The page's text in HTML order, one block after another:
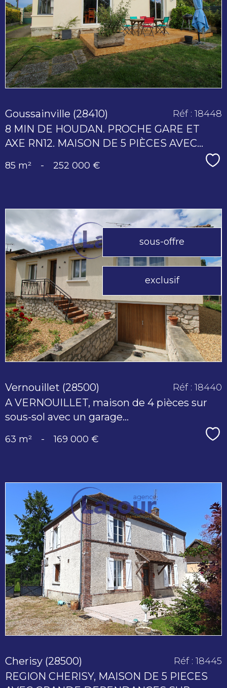
bien
Goussainville (28410)
8 MIN DE HOUDAN. PROCHE GARE ET
AXE RN12. MAISON DE 5 PIÈCES AVEC...
Réf : 18448
85 m² - 252 000 €
sous-offre
exclusif
voir le
bien
Vernouillet (28500)
A VERNOUILLET, maison de 4 pièces sur
sous-sol avec un garage...
Réf : 18440
63 m² - 169 000 €
voir le
bien
Cherisy (28500)
REGION CHERISY, MAISON DE 5 PIECES
Réf : 18445